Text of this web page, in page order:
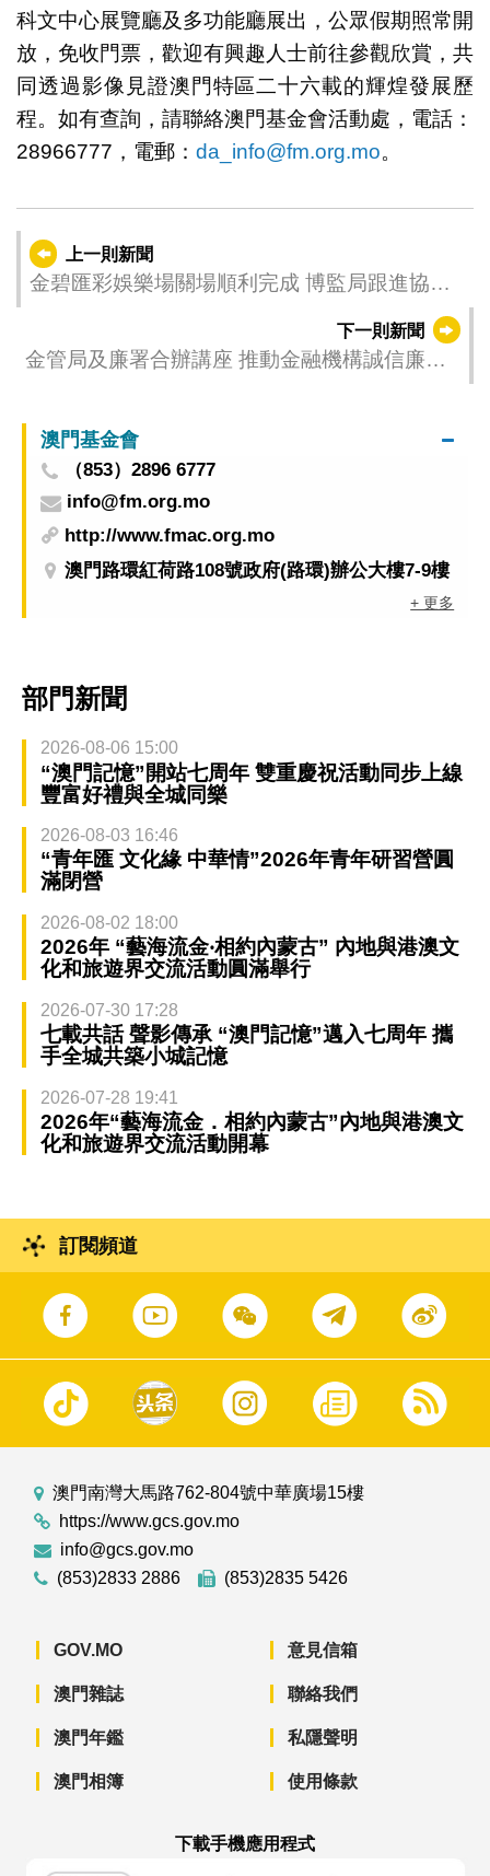
科文中心展覽廳及多功能廳展出，公眾假期照常開
放，免收門票，歡迎有興趣人士前往參觀欣賞，共
同透過影像見證澳門特區二十六載的輝煌發展歷
程。如有查詢，請聯絡澳門基金會活動處，電話：
28966777，電郵： da_info@fm.org.mo。
上一則新聞
金碧匯彩娛樂場關場順利完成 博監局跟進協調
下一則新聞
金管局及廉署合辦講座 推動金融機構誠信廉潔
澳門基金會
（853）2896 6777
info@fm.org.mo
http://www.fmac.org.mo
澳門路環紅荷路108號政府(路環)辦公大樓7-9樓
+ 更多
部門新聞
2026-08-06 15:00
“澳門記憶”開站七周年 雙重慶祝活動同步上線
豐富好禮與全城同樂
2026-08-03 16:46
“青年匯 文化緣 中華情”2026年青年研習營圓
滿閉營
2026-08-02 18:00
2026年 “藝海流金‧相約內蒙古” 內地與港澳文
化和旅遊界交流活動圓滿舉行
2026-07-30 17:28
七載共話 聲影傳承 “澳門記憶”邁入七周年 攜
手全城共築小城記憶
2026-07-28 19:41
2026年“藝海流金．相約內蒙古”內地與港澳文
化和旅遊界交流活動開幕
訂閱頻道
澳門南灣大馬路762-804號中華廣場15樓
https://www.gcs.gov.mo
info@gcs.gov.mo
(853)2833 2886
(853)2835 5426
GOV.MO
澳門雜誌
澳門年鑑
澳門相簿
意見信箱
聯絡我們
私隱聲明
使用條款
下載手機應用程式